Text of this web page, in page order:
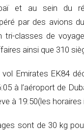
et au sein du
par des avions
tri-classes de
ainsi que 310
Emirates EK84
à l’aéroport de
à 19:50(les
sont de 30 kg